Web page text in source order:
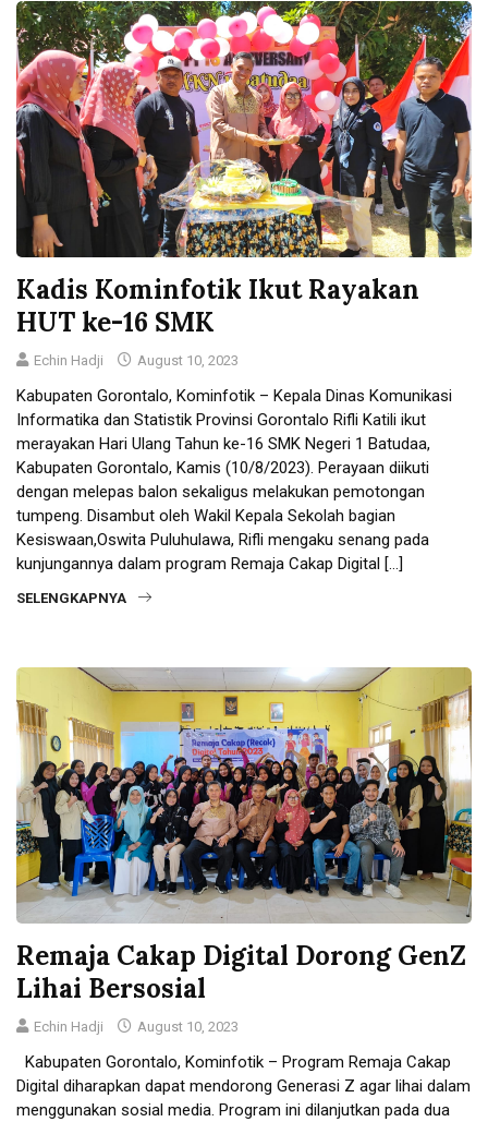
Kadis Kominfotik Ikut Rayakan
HUT ke-16 SMK
Echin Hadji August 10, 2023
Kabupaten Gorontalo, Kominfotik – Kepala Dinas Komunikasi
Informatika dan Statistik Provinsi Gorontalo Rifli Katili ikut
merayakan Hari Ulang Tahun ke-16 SMK Negeri 1 Batudaa,
Kabupaten Gorontalo, Kamis (10/8/2023). Perayaan diikuti
dengan melepas balon sekaligus melakukan pemotongan
tumpeng. Disambut oleh Wakil Kepala Sekolah bagian
Kesiswaan,Oswita Puluhulawa, Rifli mengaku senang pada
kunjungannya dalam program Remaja Cakap Digital […]
SELENGKAPNYA
Remaja Cakap Digital Dorong GenZ
Lihai Bersosial
Echin Hadji August 10, 2023
Kabupaten Gorontalo, Kominfotik – Program Remaja Cakap
Digital diharapkan dapat mendorong Generasi Z agar lihai dalam
menggunakan sosial media. Program ini dilanjutkan pada dua